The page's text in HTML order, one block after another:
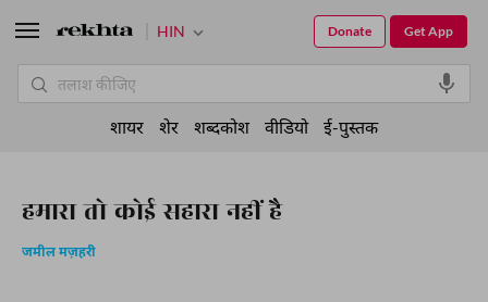
हमारा तो कोई सहारा नहीं है
जमील मज़हरी
HIN Get App
Donate
शायर शेर शब्दकोश वीडियो ई-पुस्तक